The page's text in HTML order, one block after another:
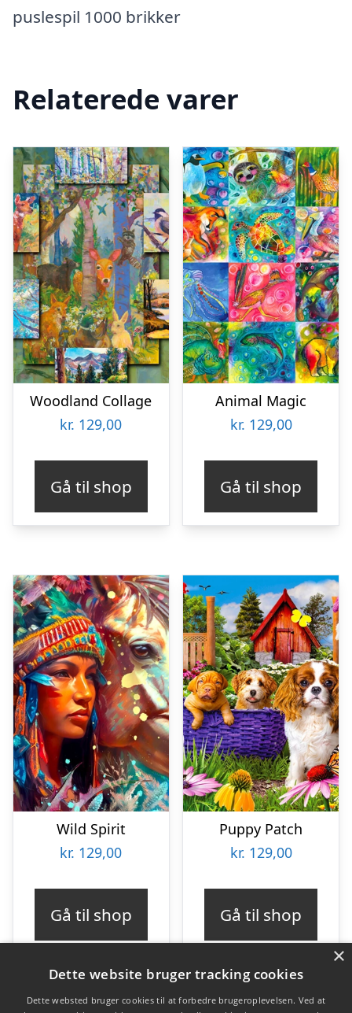
puslespil 1000 brikker
Relaterede varer
Woodland Collage
kr. 129,00
Gå til shop
Animal Magic
kr. 129,00
Gå til shop
Wild Spirit
kr. 129,00
Gå til shop
Puppy Patch
kr. 129,00
Gå til shop
×
Dette website bruger tracking cookies
Dette websted bruger cookies til at forbedre brugeroplevelsen. Ved at